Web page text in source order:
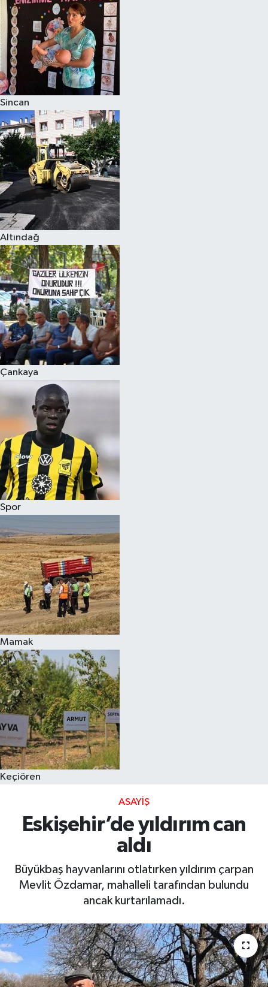
Sincan
Altındağ
Çankaya
Spor
Mamak
Keçiören
ASAYIŞ
Eskişehir’de yıldırım can
aldı
Büyükbaş hayvanlarını otlatırken yıldırım çarpan
Mevlit Özdamar, mahalleli tarafından bulundu
ancak kurtarılamadı.